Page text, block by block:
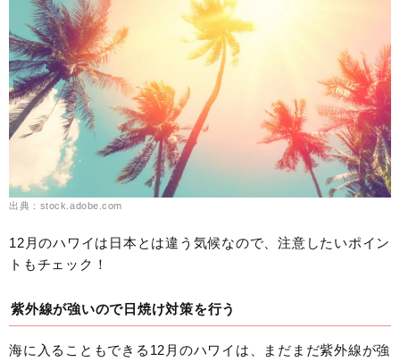
出典：stock.adobe.com
12月のハワイは日本とは違う気候なので、注意したいポイン
トもチェック！
紫外線が強いので日焼け対策を行う
海に入ることもできる12月のハワイは、まだまだ紫外線が強